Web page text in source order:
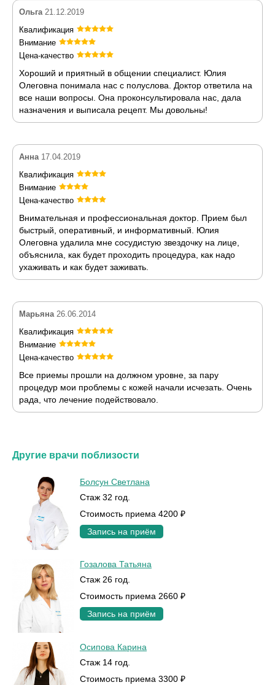
Ольга 21.12.2019
Квалификация
Внимание
Цена-качество
Хороший и приятный в общении специалист. Юлия
Олеговна понимала нас с полуслова. Доктор ответила на
все наши вопросы. Она проконсультировала нас, дала
назначения и выписала рецепт. Мы довольны!
Анна 17.04.2019
Квалификация
Внимание
Цена-качество
Внимательная и профессиональная доктор. Прием был
быстрый, оперативный, и информативный. Юлия
Олеговна удалила мне сосудистую звездочку на лице,
объяснила, как будет проходить процедура, как надо
ухаживать и как будет заживать.
Марьяна 26.06.2014
Квалификация
Внимание
Цена-качество
Все приемы прошли на должном уровне, за пару
процедур мои проблемы с кожей начали исчезать. Очень
рада, что лечение подействовало.
Другие врачи поблизости
Болсун Светлана
Стаж 32 год.
Стоимость приема 4200 ₽
Запись на приём
Гозалова Татьяна
Стаж 26 год.
Стоимость приема 2660 ₽
Запись на приём
Осипова Карина
Стаж 14 год.
Стоимость приема 3300 ₽